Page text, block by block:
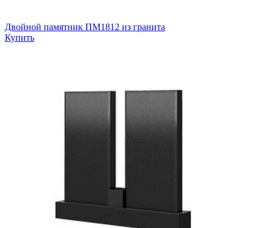
Двойной памятник ПМ1812 из гранита
Купить